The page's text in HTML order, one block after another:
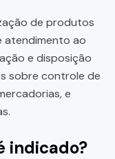
de produtos
atendimento ao
e disposição
sobre controle de
e
indicado?